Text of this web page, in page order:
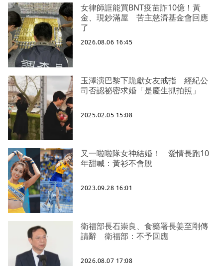
女律師誆能買BNT疫苗詐10億！黃
金、現鈔滿屋 苦主慈濟基金會回應
了
2026.08.06 16:45
玉澤演巴黎下跪獻女友戒指 經紀公
司否認祕密求婚「是慶生抓拍照」
2025.02.05 15:08
又一啦啦隊女神結婚！ 愛情長跑10
年甜喊：黃衫不會脫
2023.09.28 16:01
衛福部長石崇良、食藥署長姜至剛傳
請辭 衛福部：不予回應
2026.08.07 17:08